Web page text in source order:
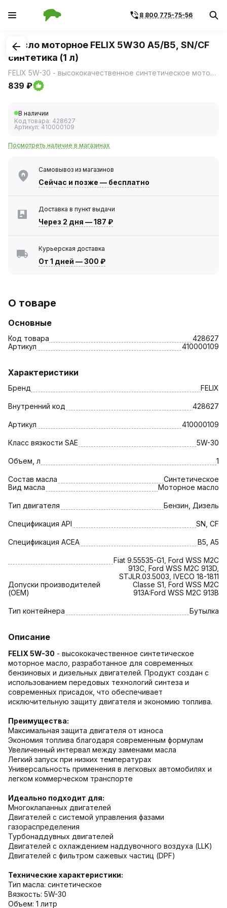
8 800 775-75-56
1/2
Масло моторное FELIX 5W30 A5/B5, SN/CF
синтетика (1 л)
FELIX 5W-30 - высококачественное синтетическое моторное масло, разработанное для современных бензиновых и дизельных двигателей.
839 ₽
В наличии
Код товара: 428627
Артикул: 410000109
Посмотреть наличие в магазинах
Самовывоз из магазинов
Сейчас и позже — бесплатно
Доставка в пункт выдачи
Через 2 дня —187 ₽
Курьерская доставка
От 1 дней —300 ₽
О товаре
Основные
Код товара
428627
Артикул
410000109
Характеристики
Бренд FELIX
Внутренний код 428627
Артикул 410000109
Класс вязкости SAE 5W-30
Объем, л 1
Состав масла
Синтетическое
Вид масла
Моторное масло
Тип двигателя Бензин, Дизель
Спецификация API SN, CF
Спецификация АСЕА B5, A5
Допуски производителей
(OEM)
Fiat 9.55535-G1, Ford WSS M2C
913C, Ford WSS M2C 913D,
STJLR.03.5003, IVECO 18-1811
Classe S1, Ford WSS M2C
913A:Ford WSS M2C 913В
Тип контейнера Бутылка
Описание
FELIX 5W-30 - высококачественное синтетическое
моторное масло, разработанное для современных
бензиновых и дизельных двигателей. Продукт создан с
использованием передовых технологий синтеза и
современных присадок, что обеспечивает
исключительную защиту двигателя и экономию топлива.
Преимущества:
Максимальная защита двигателя от износа
Экономия топлива благодаря современным формулам
Увеличенный интервал между заменами масла
Легкий запуск при низких температурах
Универсальность применения в легковых автомобилях и
легком коммерческом транспорте
Идеально подходит для:
Многоклапанных двигателей
Двигателей с системой управления фазами
газораспределения
Турбонаддувных двигателей
Двигателей с охлаждением наддувочного воздуха (LLK)
Двигателей с фильтром сажевых частиц (DPF)
Технические характеристики:
Тип масла: синтетическое
Вязкость: 5W-30
Объем: 1 литр